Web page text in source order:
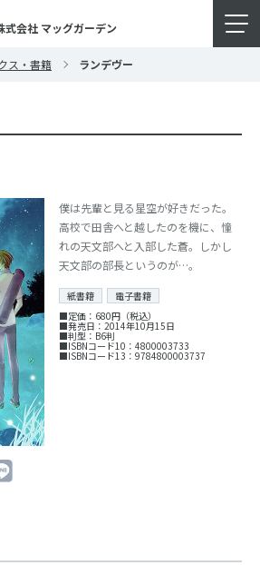
式会社 マッグガーデン
ス・書籍 ランデヴー
僕は先輩と見る星空が好きだった。
高校で田舎へと越したのを機に、憧
れの天文部へと入部した蒼。しかし
天文部の部長というのが…。
紙書籍
電子書籍
■定価：680円（税込）
■発売日：2014年10月15日
■判型：B6判
■ISBNコード10：4800003733
■ISBNコード13：9784800003737